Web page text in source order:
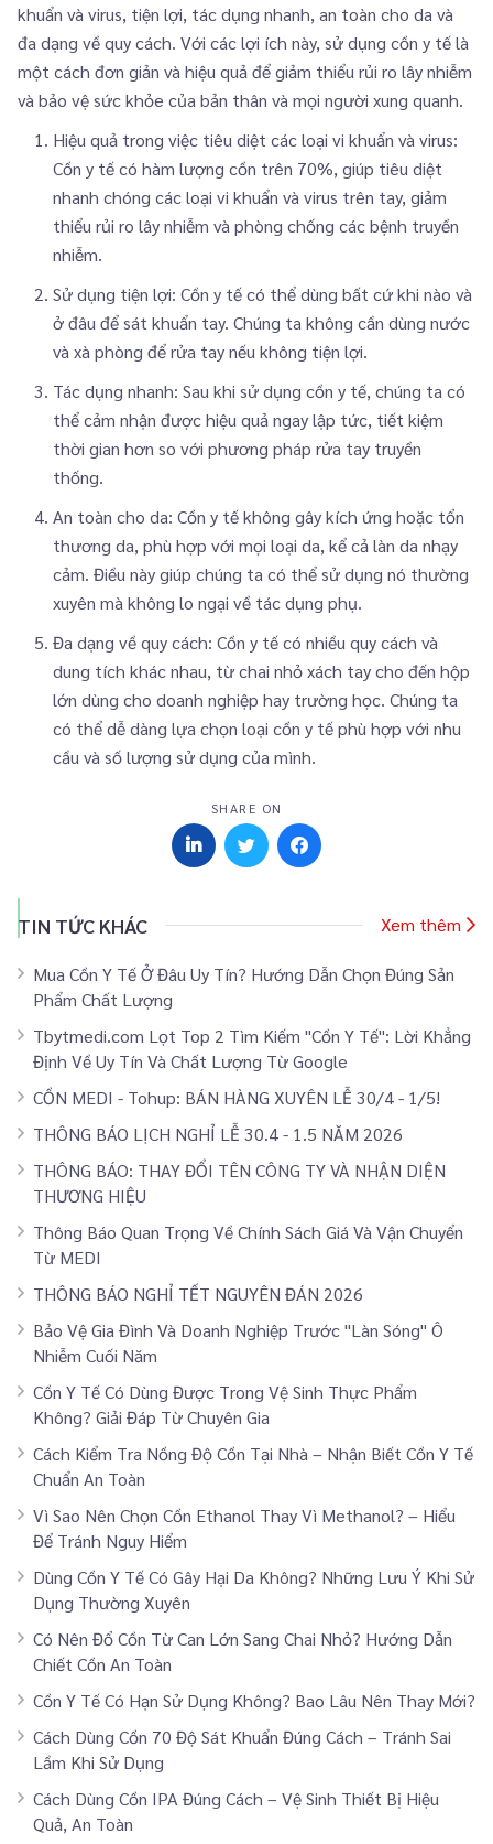
khuẩn và virus, tiện lợi, tác dụng nhanh, an toàn cho da và
đa dạng về quy cách. Với các lợi ích này, sử dụng cồn y tế là
một cách đơn giản và hiệu quả để giảm thiểu rủi ro lây nhiễm
và bảo vệ sức khỏe của bản thân và mọi người xung quanh.
Hiệu quả trong việc tiêu diệt các loại vi khuẩn và virus:
Cồn y tế có hàm lượng cồn trên 70%, giúp tiêu diệt
nhanh chóng các loại vi khuẩn và virus trên tay, giảm
thiểu rủi ro lây nhiễm và phòng chống các bệnh truyền
nhiễm.
Sử dụng tiện lợi: Cồn y tế có thể dùng bất cứ khi nào và
ở đâu để sát khuẩn tay. Chúng ta không cần dùng nước
và xà phòng để rửa tay nếu không tiện lợi.
Tác dụng nhanh: Sau khi sử dụng cồn y tế, chúng ta có
thể cảm nhận được hiệu quả ngay lập tức, tiết kiệm
thời gian hơn so với phương pháp rửa tay truyền
thống.
An toàn cho da: Cồn y tế không gây kích ứng hoặc tổn
thương da, phù hợp với mọi loại da, kể cả làn da nhạy
cảm. Điều này giúp chúng ta có thể sử dụng nó thường
xuyên mà không lo ngại về tác dụng phụ.
Đa dạng về quy cách: Cồn y tế có nhiều quy cách và
dung tích khác nhau, từ chai nhỏ xách tay cho đến hộp
lớn dùng cho doanh nghiệp hay trường học. Chúng ta
có thể dễ dàng lựa chọn loại cồn y tế phù hợp với nhu
cầu và số lượng sử dụng của mình.
SHARE ON
TIN TỨC KHÁC Xem thêm
Mua Cồn Y Tế Ở Đâu Uy Tín? Hướng Dẫn Chọn Đúng Sản
Phẩm Chất Lượng
Tbytmedi.com Lọt Top 2 Tìm Kiếm "Cồn Y Tế": Lời Khẳng
Định Về Uy Tín Và Chất Lượng Từ Google
CỒN MEDI - Tohup: BÁN HÀNG XUYÊN LỄ 30/4 - 1/5!
THÔNG BÁO LỊCH NGHỈ LỄ 30.4 - 1.5 NĂM 2026
THÔNG BÁO: THAY ĐỔI TÊN CÔNG TY VÀ NHẬN DIỆN
THƯƠNG HIỆU
Thông Báo Quan Trọng Về Chính Sách Giá Và Vận Chuyển
Từ MEDI
THÔNG BÁO NGHỈ TẾT NGUYÊN ĐÁN 2026
Bảo Vệ Gia Đình Và Doanh Nghiệp Trước "Làn Sóng" Ô
Nhiễm Cuối Năm
Cồn Y Tế Có Dùng Được Trong Vệ Sinh Thực Phẩm
Không? Giải Đáp Từ Chuyên Gia
Cách Kiểm Tra Nồng Độ Cồn Tại Nhà – Nhận Biết Cồn Y Tế
Chuẩn An Toàn
Vì Sao Nên Chọn Cồn Ethanol Thay Vì Methanol? – Hiểu
Để Tránh Nguy Hiểm
Dùng Cồn Y Tế Có Gây Hại Da Không? Những Lưu Ý Khi Sử
Dụng Thường Xuyên
Có Nên Đổ Cồn Từ Can Lớn Sang Chai Nhỏ? Hướng Dẫn
Chiết Cồn An Toàn
Cồn Y Tế Có Hạn Sử Dụng Không? Bao Lâu Nên Thay Mới?
Cách Dùng Cồn 70 Độ Sát Khuẩn Đúng Cách – Tránh Sai
Lầm Khi Sử Dụng
Cách Dùng Cồn IPA Đúng Cách – Vệ Sinh Thiết Bị Hiệu
Quả, An Toàn